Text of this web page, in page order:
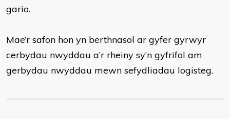
gario.
Mae’r safon hon yn berthnasol ar gyfer gyrwyr
cerbydau nwyddau a’r rheiny sy’n gyfrifol am
gerbydau nwyddau mewn sefydliadau logisteg.